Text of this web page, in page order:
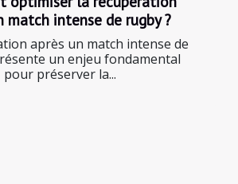
match intense de rugby ?
après un match intense de
un enjeu fondamental
pour préserver la...